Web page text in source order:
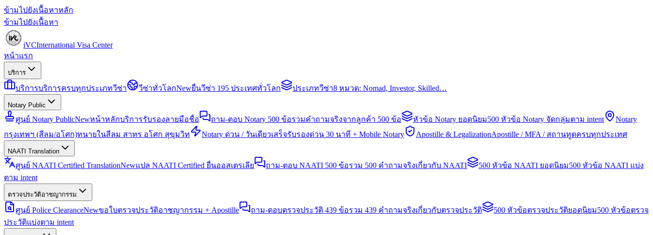
ข้ามไปยังเนื้อหาหลัก
ข้ามไปยังเนื้อหา
iVCInternational Visa Center
หน้าแรก
บริการ
บริการบริการครบทุกประเภทวีซ่า วีซ่าทั่วโลกNewยื่นวีซ่า 195 ประเทศทั่วโลก ประเภทวีซ่า8 หมวด: Nomad, Investor, Skilled…
Notary Public
ศูนย์ Notary PublicNewหน้าหลักบริการรับรองลายมือชื่อ ถาม-ตอบ Notary 500 ข้อรวมคำถามจริงจากลูกค้า 500 ข้อ หัวข้อ Notary ยอดนิยม500 หัวข้อ Notary จัดกลุ่มตาม intent
Notary
กรุงเทพฯ (สีลม/อโศก)ทนายในสีลม สาทร อโศก สุขุมวิท Notary ด่วน / วันเดียวเสร็จรับรองด่วน 30 นาที + Mobile Notary Apostille & LegalizationApostille / MFA / สถานทูตครบทุกประเทศ
NAATI Translation
ศูนย์ NAATI Certified TranslationNewแปล NAATI Certified ยื่นออสเตรเลีย ถาม-ตอบ NAATI 500 ข้อรวม 500 คำถามจริงเกี่ยวกับ NAATI 500 หัวข้อ NAATI ยอดนิยม500 หัวข้อ NAATI แบ่ง
ตาม intent
ตรวจประวัติอาชญากรรม
ศูนย์ Police ClearanceNewขอใบตรวจประวัติอาชญากรรม + Apostille ถาม-ตอบตรวจประวัติ 439 ข้อรวม 439 คำถามจริงเกี่ยวกับตรวจประวัติ 500 หัวข้อตรวจประวัติยอดนิยม500 หัวข้อตรวจ
ประวัติแบ่งตาม intent